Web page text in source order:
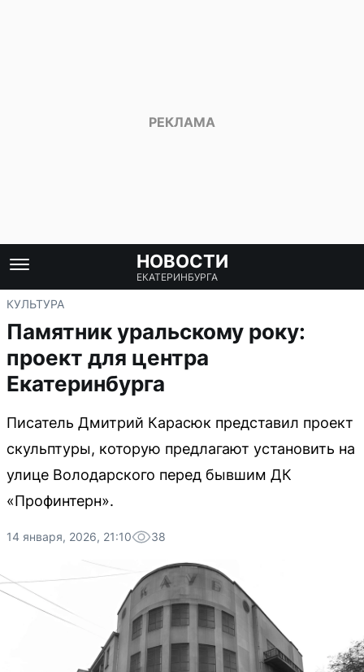
НОВОСТИ
ЕКАТЕРИНБУРГА
КУЛЬТУРА
Памятник уральскому року:
проект для центра
Екатеринбурга
Писатель Дмитрий Карасюк представил проект
скульптуры, которую предлагают установить на
улице Володарского перед бывшим ДК
«Профинтерн».
14 января, 2026, 21:10 38